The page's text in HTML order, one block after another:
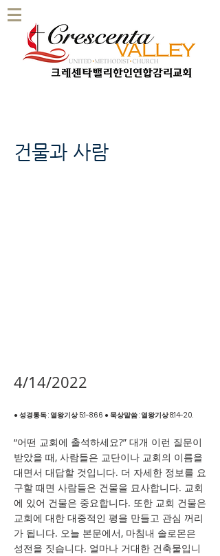
건물과 사람
4/14/2022
● 성경통독 : 열왕기상 5:1-8:66 ● 묵상말씀 : 열왕기상 8:14-20.
“어떤 교회에 출석하세요?” 대개 이런 질문이
받았을 때, 사람들은 교단이나 교회의 이름을
대면서 대답할 것입니다. 더 자세한 정보를 요
구할 때면 사람들은 건물을 묘사합니다. 교회
에 있어 건물은 중요합니다. 또한 교회 건물은
교회에 대한 대중적인 평을 만들고 관심 꺼리
가 됩니다. 오늘 본문에서, 마침내 솔로몬은
성전을 짓습니다. 얼마나 거대한 건축물입니